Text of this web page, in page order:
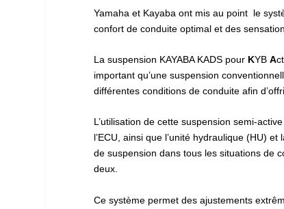
Yamaha et Kayaba ont mis au point le
confort de conduite optimal et des
La suspension KAYABA KADS pour KYBA
important qu’une suspension
différentes conditions de conduite afin
L’utilisation de cette suspension semi-
l’ECU, ainsi que l’unité hydraulique (HU)
de suspension dans tous les situations de
deux.
Ce système permet des ajustements